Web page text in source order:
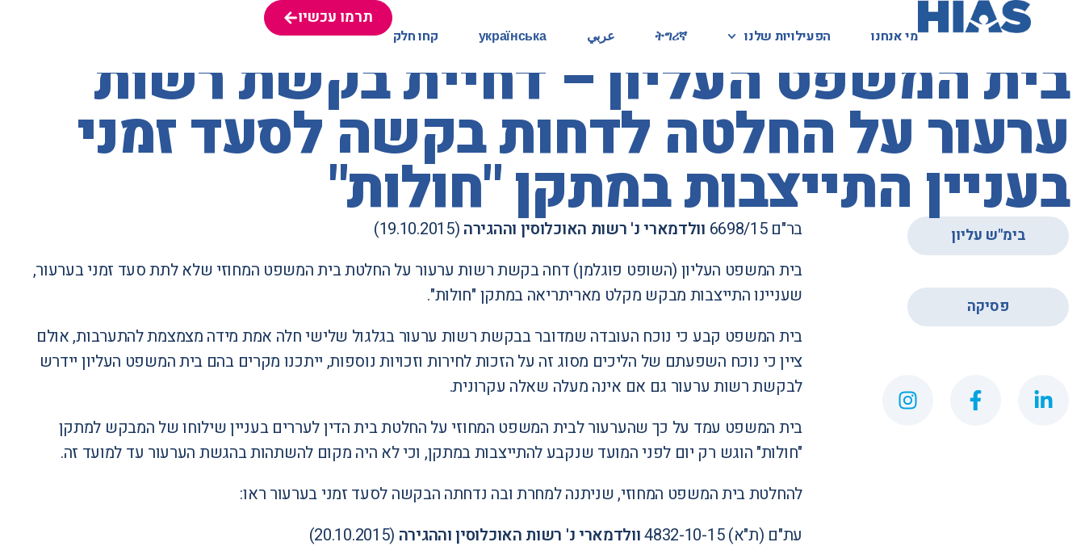
מי אנחנו הפעילויות שלנו ትግሪኛ عربي українська קחו חלק
תרמו עכשיו
מי אנחנו הפעילויות שלנו ትግሪኛ عربي українська קחו חלק
תרמו עכשיו
המאגר המשפטי
בית המשפט העליון – דחיית בקשת רשות
ערעור על החלטה לדחות בקשה לסעד זמני
בעניין התייצבות במתקן "חולות"
בימ"ש עליון
פסיקה
בר"ם 6698/15 וולדמארי נ' רשות האוכלוסין וההגירה (19.10.2015)
בית המשפט העליון (השופט פוגלמן) דחה בקשת רשות ערעור על החלטת בית המשפט המחוזי שלא לתת סעד זמני בערעור,
שעניינו התייצבות מבקש מקלט מאריתריאה במתקן "חולות".
בית המשפט קבע כי נוכח העובדה שמדובר בבקשת רשות ערעור בגלגול שלישי חלה אמת מידה מצמצמת להתערבות, אולם
ציין כי נוכח השפעתם של הליכים מסוג זה על הזכות לחירות וזכויות נוספות, ייתכנו מקרים בהם בית המשפט העליון יידרש
לבקשת רשות ערעור גם אם אינה מעלה שאלה עקרונית.
בית המשפט עמד על כך שהערעור לבית המשפט המחוזי על החלטת בית הדין לעררים בעניין שילוחו של המבקש למתקן
"חולות" הוגש רק יום לפני המועד שנקבע להתייצבות במתקן, וכי לא היה מקום להשתהות בהגשת הערעור עד למועד זה.
להחלטת בית המשפט המחוזי, שניתנה למחרת ובה נדחתה הבקשה לסעד זמני בערעור ראו:
עת"ם (ת"א) 4832-10-15
וולדמארי נ' רשות האוכלוסין וההגירה (20.10.2015)